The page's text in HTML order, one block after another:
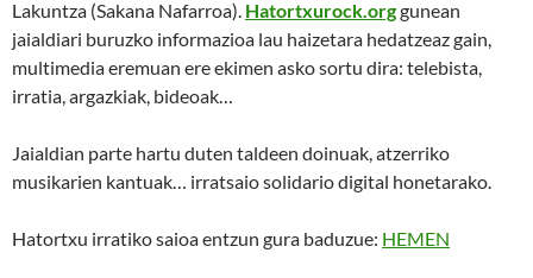
Lakuntza (Sakana Nafarroa). Hatortxurock.orggunean
jaialdiari buruzko informazioa lau haizetara hedatzeaz gain,
multimedia eremuan ere ekimen asko sortu dira: telebista,
irratia, argazkiak, bideoak…
Jaialdian parte hartu duten taldeen doinuak, atzerriko
musikarien kantuak… irratsaio solidario digital honetarako.
Hatortxu irratiko saioa entzun gura baduzue: HEMEN